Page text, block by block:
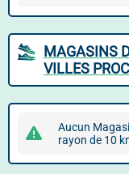
MAGASINS
VILLES
Aucun
rayon de 10